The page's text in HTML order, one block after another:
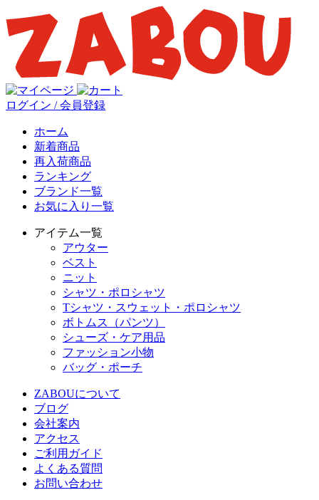
ログイン / 会員登録
ホーム
新着商品
再入荷商品
ランキング
ブランド一覧
お気に入り一覧
アイテム一覧
アウター
ベスト
ニット
シャツ・ポロシャツ
Tシャツ・スウェット・ポロシャツ
ボトムス（パンツ）
シューズ・ケア用品
ファッション小物
バッグ・ポーチ
ZABOUについて
ブログ
会社案内
アクセス
ご利用ガイド
よくある質問
お問い合わせ